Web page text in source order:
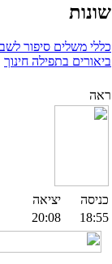
שונות
כללי משלים סיפור
ביאורים בתפילה חינוך
ראה
כניסה
יציאה
18:55
20:08